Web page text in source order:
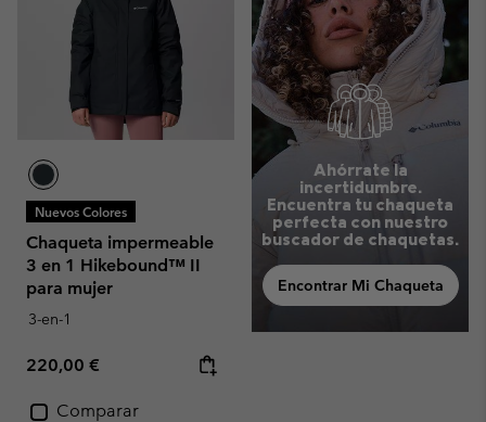
Nuevos Colores
Chaqueta impermeable
3 en 1 Hikebound™ II
para mujer
3-en-1
Regular price:
220,00 €
Comparar
Ahórrate la
incertidumbre.
Encuentra tu chaqueta
perfecta con nuestro
buscador de chaquetas.
Encontrar Mi Chaqueta